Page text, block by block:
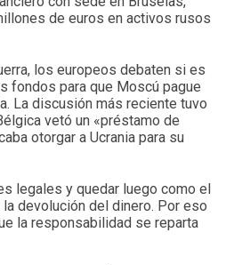
de euros en activos rusos
los europeos debaten si es
fondos para que Moscú pague
La discusión más reciente tuvo
vetó un «préstamo de
otorgar a Ucrania para su
legales y quedar luego como el
devolución del dinero. Por eso
la responsabilidad se reparta